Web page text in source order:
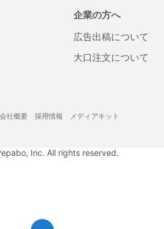
企業の方へ
広告出稿について
大口注文について
会社概要 採用情報 メディアキット
Inc. All rights reserved.